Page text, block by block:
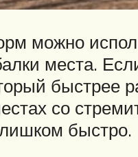
можно
места.
быстрее
со
быстро.